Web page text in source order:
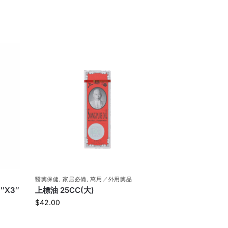
醫藥保健 ,家居必備,萬用／外用藥品
上標油 25CC(大)
$42.00